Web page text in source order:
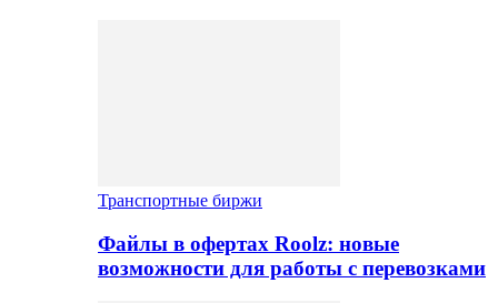
Транспортные биржи
Файлы в офертах Roolz: новые
возможности для работы с перевозками